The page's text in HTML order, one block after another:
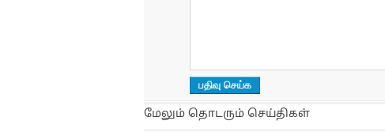
மேலும் தொடரும் செய்திகள்